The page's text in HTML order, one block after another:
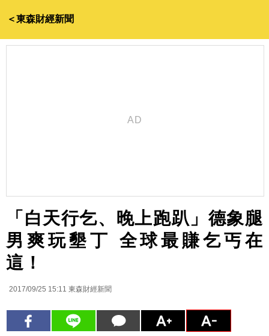
＜東森財經新聞
「白天行乞、晚上跑趴」德象腿
男爽玩墾丁 全球最賺乞丐在
這！
2017/09/25 15:11 東森財經新聞